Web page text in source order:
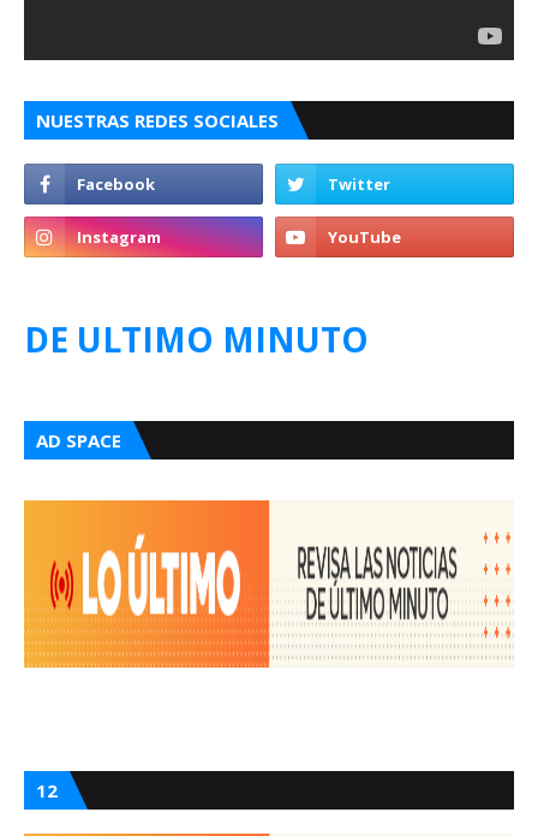
NUESTRAS REDES SOCIALES
DE ULTIMO MINUTO
AD SPACE
12